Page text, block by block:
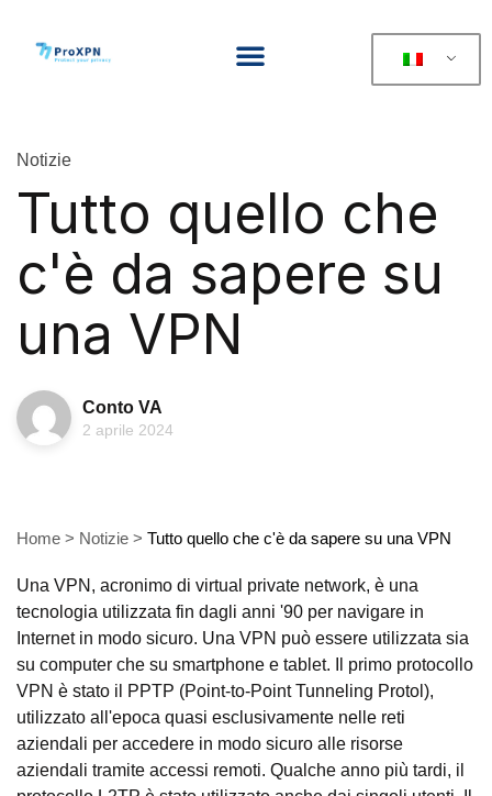
Notizie
Tutto quello che
c'è da sapere su
una VPN
Conto VA
2 aprile 2024
Home > Notizie > Tutto quello che c'è da sapere su una VPN
Una VPN, acronimo di virtual private network, è una
tecnologia utilizzata fin dagli anni '90 per navigare in
Internet in modo sicuro. Una VPN può essere utilizzata sia
su computer che su smartphone e tablet. Il primo protocollo
VPN è stato il PPTP (Point-to-Point Tunneling Protol),
utilizzato all'epoca quasi esclusivamente nelle reti
aziendali per accedere in modo sicuro alle risorse
aziendali tramite accessi remoti. Qualche anno più tardi, il